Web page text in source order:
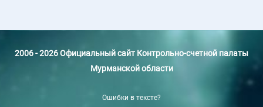
2006 - 2026 Официальный сайт Контрольно-счетной палаты
Мурманской области
Ошибки в тексте?